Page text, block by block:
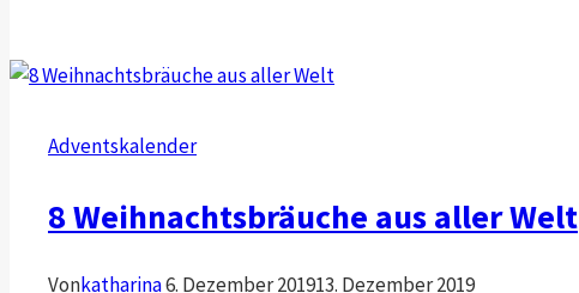
Adventskalender
8 Weihnachtsbräuche aus aller Welt
Vonkatharina6. Dezember 201913. Dezember 2019